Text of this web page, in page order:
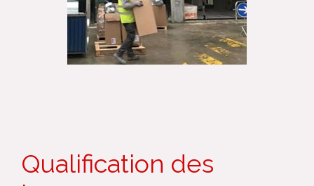
Qualification des